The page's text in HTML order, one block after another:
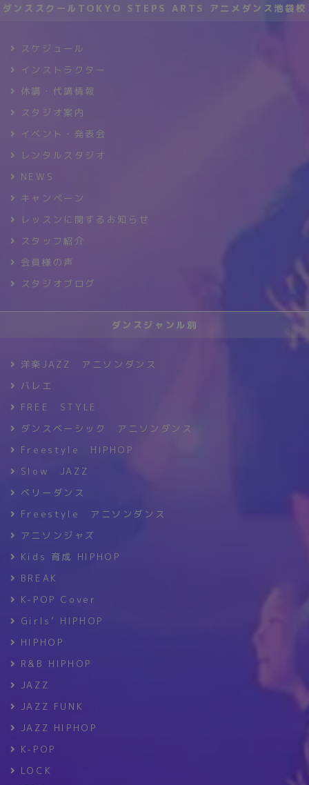
ダンススクールTOKYO STEPS ARTS アニメダンス池袋校
スケジュール
インストラクター
休講・代講情報
スタジオ案内
イベント・発表会
レンタルスタジオ
NEWS
キャンペーン
レッスンに関するお知らせ
スタッフ紹介
会員様の声
スタジオブログ
ダンスジャンル別
洋楽JAZZ アニソンダンス
バレエ
FREE STYLE
ダンスベーシック アニソンダンス
Freestyle HIPHOP
Slow JAZZ
ベリーダンス
Freestyle アニソンダンス
アニソンジャズ
Kids 育成 HIPHOP
BREAK
K-POP Cover
Girls’ HIPHOP
HIPHOP
R&B HIPHOP
JAZZ
JAZZ FUNK
JAZZ HIPHOP
K-POP
LOCK